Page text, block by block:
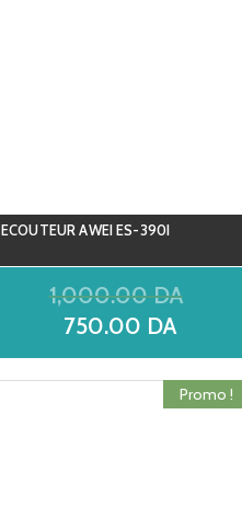
ECOUTEUR AWEI ES-390I
1,000.00DA
750.00 DA
Promo !